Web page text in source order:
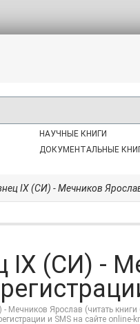
НАУЧНЫЕ КНИГИ
ДОКУМЕНТАЛЬНЫЕ
IX (СИ) - Мечников
IX (СИ) -
Мечников Ярослав (читать
и SMS на сайте